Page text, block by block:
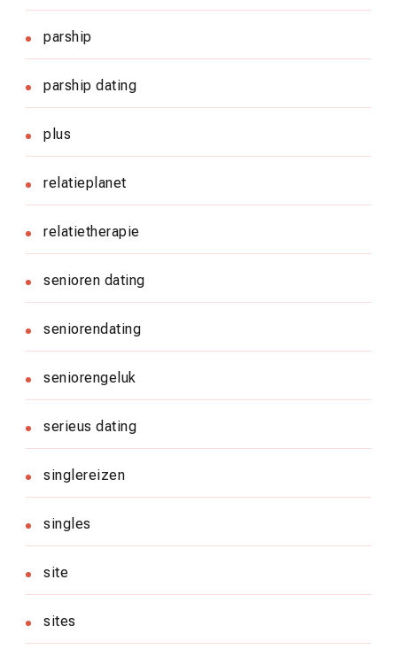
parship
parship dating
plus
relatieplanet
relatietherapie
senioren dating
seniorendating
seniorengeluk
serieus dating
singlereizen
singles
site
sites